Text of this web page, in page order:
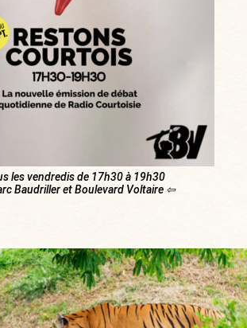
les vendredis de 17h30 à 19h30
Baudriller et Boulevard Voltaire ⇦